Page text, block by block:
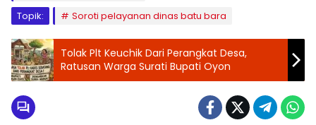
Topik:
Soroti pelayanan dinas batu bara
Tolak Plt Keuchik Dari Perangkat Desa,
Ratusan Warga Surati Bupati Oyon